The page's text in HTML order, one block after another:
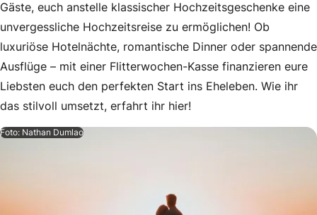
Ihr habt schon alles für euer Zuhause und möchtet lieber
Gäste, euch anstelle klassischer Hochzeitsgeschenke eine
unvergessliche Hochzeitsreise zu ermöglichen! Ob
luxuriöse Hotelnächte, romantische Dinner oder spannende
Ausflüge – mit einer Flitterwochen-Kasse finanzieren eure
Liebsten euch den perfekten Start ins Eheleben. Wie ihr
das stilvoll umsetzt, erfahrt ihr hier!
Foto: Nathan Dumlao